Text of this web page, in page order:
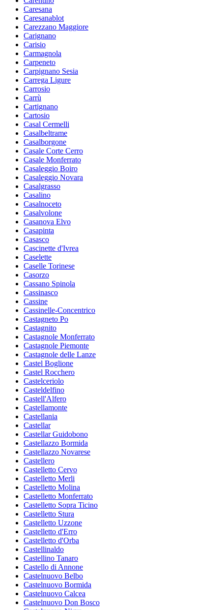
Caresana
Caresanablot
Carezzano Maggiore
Carignano
Carisio
Carmagnola
Carpeneto
Carpignano Sesia
Carrega Ligure
Carrosio
Carrù
Cartignano
Cartosio
Casal Cermelli
Casalbeltrame
Casalborgone
Casale Corte Cerro
Casale Monferrato
Casaleggio Boiro
Casaleggio Novara
Casalgrasso
Casalino
Casalnoceto
Casalvolone
Casanova Elvo
Casapinta
Casasco
Cascinette d'Ivrea
Caselette
Caselle Torinese
Casorzo
Cassano Spinola
Cassinasco
Cassine
Cassinelle-Concentrico
Castagneto Po
Castagnito
Castagnole Monferrato
Castagnole Piemonte
Castagnole delle Lanze
Castel Boglione
Castel Rocchero
Castelceriolo
Casteldelfino
Castell'Alfero
Castellamonte
Castellania
Castellar
Castellar Guidobono
Castellazzo Bormida
Castellazzo Novarese
Castellero
Castelletto Cervo
Castelletto Merli
Castelletto Molina
Castelletto Monferrato
Castelletto Sopra Ticino
Castelletto Stura
Castelletto Uzzone
Castelletto d'Erro
Castelletto d'Orba
Castellinaldo
Castellino Tanaro
Castello di Annone
Castelnuovo Belbo
Castelnuovo Bormida
Castelnuovo Calcea
Castelnuovo Don Bosco